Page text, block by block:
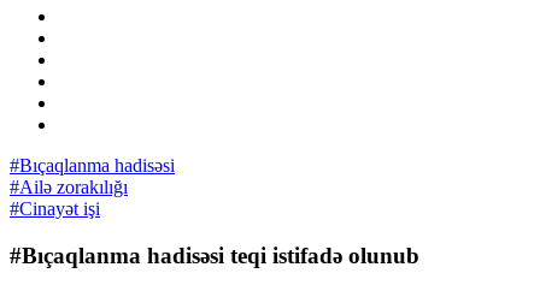
#Bıçaqlanma hadisəsi
#Ailə zorakılığı
#Cinayət işi
#Bıçaqlanma hadisəsi teqi istifadə olunub